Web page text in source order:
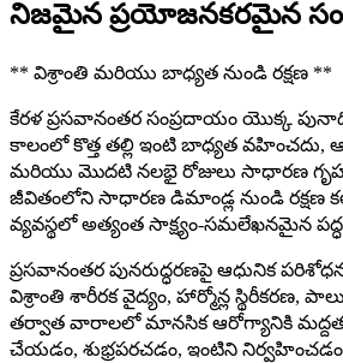
నిజమైన ప్రయోజనకరమైన
** విశ్రాంతి మరియు బాధ్యత నుండి రక్షణ **
కేరళ ప్రసవానంతర సంప్రదాయం యొక్క పునాది
కాలంలో కొత్త తల్లి ఇంటి బాధ్యత వహించదు,
మరియు మొదటి నలభై రోజులు సాధారణ
జీవితంలోని సాధారణ డిమాండ్ల నుండి రక్షణ
వ్యవస్థలో అత్యంత సాక్ష్యం-సమలేఖనమైన
ప్రసవానంతర పునరుద్ధరణపై ఆధునిక
విశ్రాంతి శారీరక వైద్యం, హార్మోన్ల స్థిరీకరణ,
తర్వాత వారాలలో మానసిక ఆరోగ్యానికి మద్దతు
చేయడం, శుభ్రపరచడం, ఇంటిని